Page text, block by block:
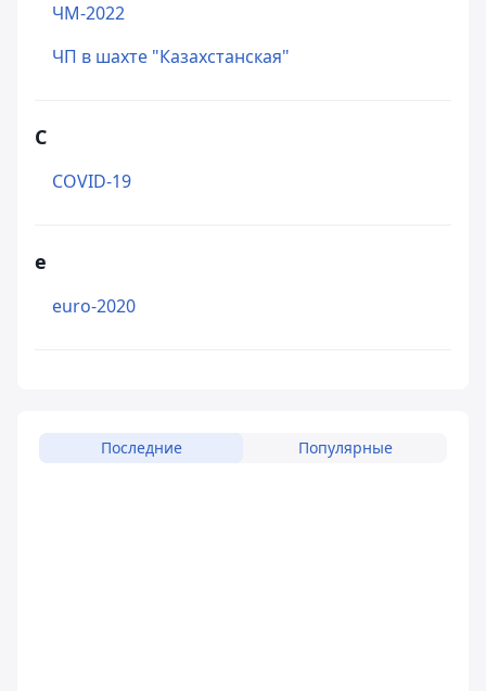
ЧМ-2022
ЧП в шахте "Казахстанская"
C
COVID-19
e
euro-2020
Последние Популярные